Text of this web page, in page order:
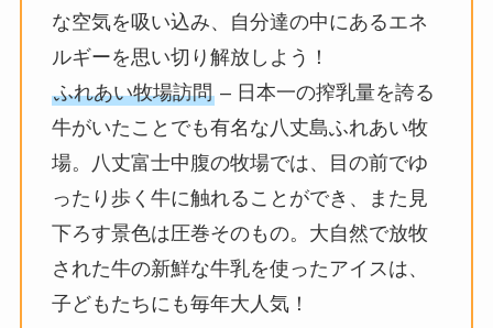
な空気を吸い込み、自分達の中にあるエネ
ルギーを思い切り解放しよう！
ふれあい牧場訪問– 日本一の搾乳量を誇る
牛がいたことでも有名な八丈島ふれあい牧
場。八丈富士中腹の牧場では、目の前でゆ
ったり歩く牛に触れることができ、また見
下ろす景色は圧巻そのもの。大自然で放牧
された牛の新鮮な牛乳を使ったアイスは、
子どもたちにも毎年大人気！